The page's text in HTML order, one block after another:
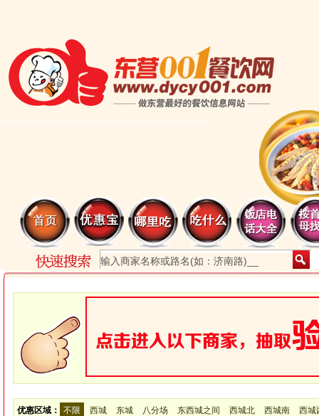
优惠区域： 不限 西城 东城 八分场 东西城之间 西城北 西城南 西城